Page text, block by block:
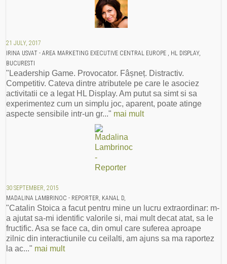
21 JULY, 2017
IRINA USVAT - AREA MARKETING EXECUTIVE CENTRAL EUROPE , HL DISPLAY,
BUCURESTI
"Leadership Game. Provocator. Fâșneț. Distractiv.
Competitiv. Cateva dintre atributele pe care le asociez
activitatii ce a legat HL Display. Am putut sa simt si sa
experimentez cum un simplu joc, aparent, poate atinge
aspecte sensibile intr-un gr..." mai mult
30 SEPTEMBER, 2015
MADALINA LAMBRINOC - REPORTER, KANAL D,
"Catalin Stoica a facut pentru mine un lucru extraordinar: m-
a ajutat sa-mi identific valorile si, mai mult decat atat, sa le
fructific. Asa se face ca, din omul care suferea aproape
zilnic din interactiunile cu ceilalti, am ajuns sa ma raportez
la ac..." mai mult